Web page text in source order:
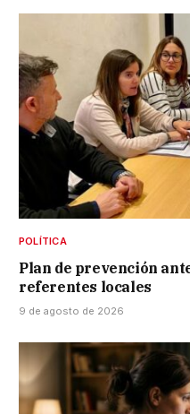
POLÍTICA
Plan de prevención
referentes locales
9 de agosto de 2026